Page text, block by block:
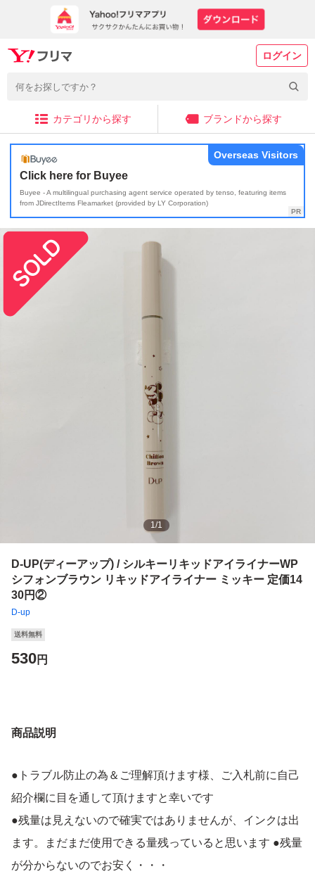
ログイン
カテゴリから探す ブランドから探す
Click here for Buyee
Buyee - A multilingual purchasing agent service operated by tenso, featuring items
from JDirectItems Fleamarket (provided by LY Corporation)
Overseas Visitors
1/1
D-UP(ディーアップ) / シルキーリキッドアイライナーWP
シフォンブラウン リキッドアイライナー ミッキー 定価14
30円②
D-up
送料無料
530円
商品説明
●トラブル防止の為＆ご理解頂けます様、ご入札前に自己
紹介欄に目を通して頂けますと幸いです
●残量は見えないので確実ではありませんが、インクは出
ます。まだまだ使用できる量残っていると思います ●残量
が分からないのでお安く・・・